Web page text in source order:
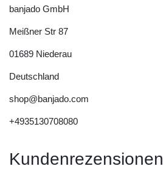
banjado GmbH
Meißner Str 87
01689 Niederau
Deutschland
shop@banjado.com
+4935130708080
Kundenrezensionen